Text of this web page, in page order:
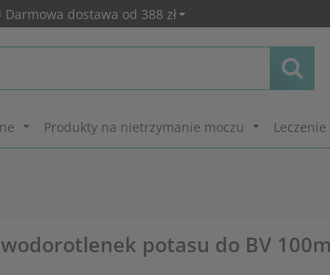
Darmowa dostawa od 388 zł
Produkty na nietrzymanie moczu
potasu do BV